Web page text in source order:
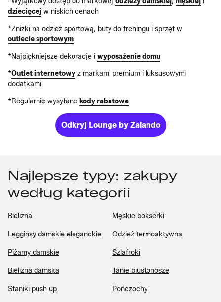
dziecięcej w niskich cenach
*Zniżki na odzież sportową, buty do treningu i sprzęt w
outlecie sportowym
*Najpiękniejsze dekoracje i wyposażenie domu
*Outlet internetowy z markami premium i luksusowymi
dodatkami
*Regularnie wysyłane kody rabatowe
Odkryj Lounge by Zalando
Najlepsze typy: zakupy
według kategorii
Bielizna Męskie bokserki
Legginsy damskie eleganckie Odzież termoaktywna
Piżamy damskie Szlafroki
Bielizna damska Tanie biustonosze
Staniki push up Pończochy